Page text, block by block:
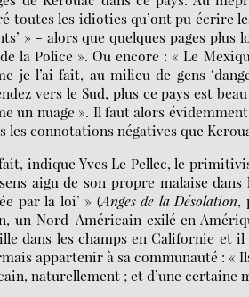
toutes les idioties qu’ont pu écrire
» - alors que quelques pages
la Police ». Ou encore : « Le
je l’ai fait, au milieu de gens
vers le Sud, plus ce pays est
un nuage ». Il faut alors
les connotations négatives que
indique Yves Le Pellec, le
aigu de son propre malaise
par la loi’ » (Anges de la Désolation,
un Nord-Américain exilé en
dans les champs en Californie et
appartenir à sa communauté : «
naturellement ; et d’une certaine